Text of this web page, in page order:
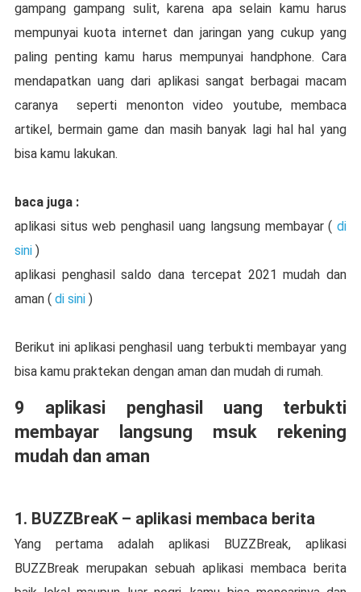
gampang gampang sulit, karena apa selain kamu harus
mempunyai kuota internet dan jaringan yang cukup yang
paling penting kamu harus mempunyai handphone. Cara
mendapatkan uang dari aplikasi sangat berbagai macam
caranya seperti menonton video youtube, membaca
artikel, bermain game dan masih banyak lagi hal hal yang
bisa kamu lakukan.
baca juga :
aplikasi situs web penghasil uang langsung membayar (di
sini)
aplikasi penghasil saldo dana tercepat 2021 mudah dan
aman ( di sini)
Berikut ini aplikasi penghasil uang terbukti membayar yang
bisa kamu praktekan dengan aman dan mudah di rumah.
9 aplikasi penghasil uang terbukti
membayar langsung msuk rekening
mudah dan aman
1. BUZZBreaK – aplikasi membaca berita
Yang pertama adalah aplikasi BUZZBreak, aplikasi
BUZZBreak merupakan sebuah aplikasi membaca berita